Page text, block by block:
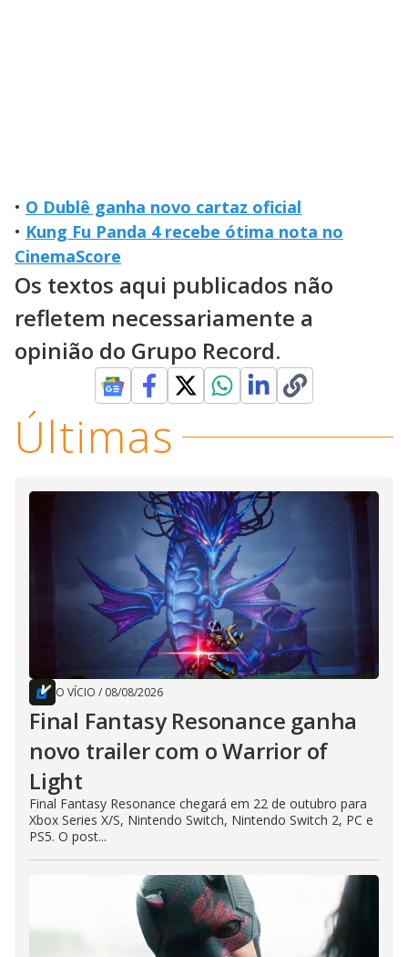
• O Dublê ganha novo cartaz oficial
• Kung Fu Panda 4 recebe ótima nota no
CinemaScore
Os textos aqui publicados não
refletem necessariamente a
opinião do Grupo Record.
Últimas
O VÍCIO / 08/08/2026
Final Fantasy Resonance ganha
novo trailer com o Warrior of
Light
Final Fantasy Resonance chegará em 22 de outubro para
Xbox Series X/S, Nintendo Switch, Nintendo Switch 2, PC e
PS5. O post...